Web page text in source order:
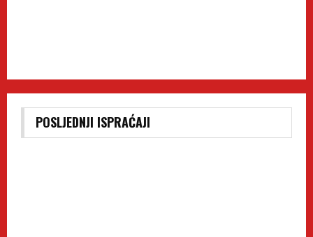
POSLJEDNJI ISPRAĆAJI